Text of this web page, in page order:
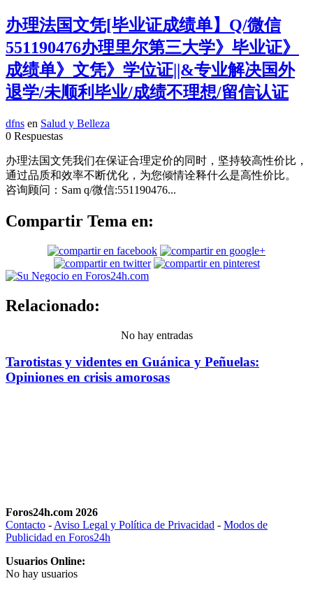
办理法国文凭[毕业证成绩单】Q/微信
551190476办理里尔第三大学》毕业证》
成绩单》文凭》学位证||&专业解决国外
退学/未顺利毕业/成绩不理想/留信认证
dfns en Salud y Belleza
0 Respuestas
办理法国文凭我们在保证合理定价的同时，坚持较高性价比，
通过品质和效率不断优化，为您倾情诠释什么是高性价比。
咨询顾问：Sam q/微信:551190476...
Compartir Tema en:
Relacionado:
No hay entradas
Tarotistas y videntes en Guánica y Peñuelas:
Opiniones en crisis amorosas
Foros24h.com 2026
Contacto - Aviso Legal y Política de Privacidad - Modos de
Publicidad en Foros24h
Usuarios Online:
No hay usuarios